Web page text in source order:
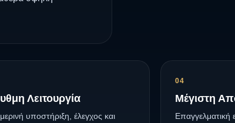
Λειτουργία
υποστήριξη, έλεγχος και
04
Μέγιστη
Επαγγελματική